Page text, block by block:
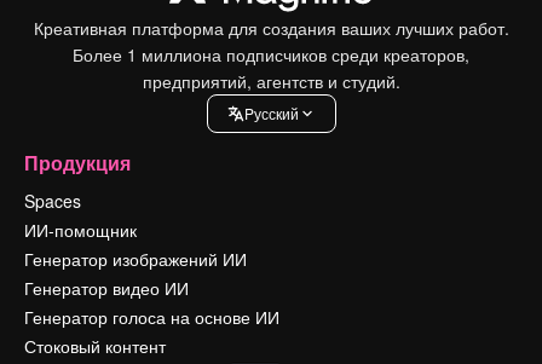
Креативная платформа для создания ваших лучших работ.
Более 1 миллиона подписчиков среди креаторов,
предприятий, агентств и студий.
Pусский
Продукция
Spaces
ИИ-помощник
Генератор изображений ИИ
Генератор видео ИИ
Генератор голоса на основе ИИ
Стоковый контент